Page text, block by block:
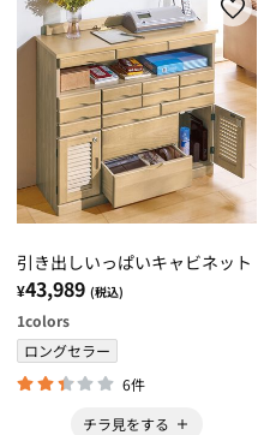
引き出しいっぱいキャビネット
¥43,989 (税込)
1colors
ロングセラー
6件
チラ見をする